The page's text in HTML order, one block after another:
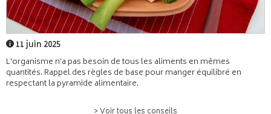
11 juin 2025
L'organisme n'a pas besoin de tous les aliments en mêmes
quantités. Rappel des règles de base pour manger équilibré en
respectant la pyramide alimentaire.